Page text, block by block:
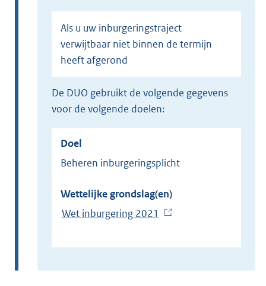
Als u uw inburgeringstraject
verwijtbaar niet binnen de termijn
heeft afgerond
de DUO gebruikt de volgende gegevens
voor de volgende doelen:
Doel
Beheren inburgeringsplicht
Wettelijke grondslag(en)
Wet inburgering 2021
x